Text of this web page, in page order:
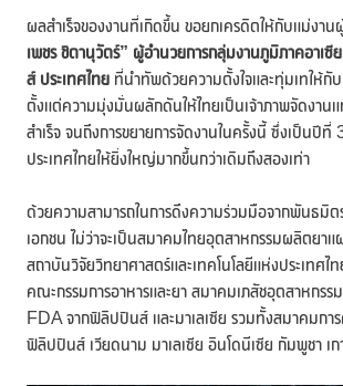
ผลสำเร็จของงานที่เกิดขึ้น ขอยกเครดิตให้กับแม่งา
เพชร ชิตานุวัตร์” ผู้อำนวยการกลุ่มงานภูมิภาคอาเซี
ส์ ประเทศไทย ที่นำทัพด้วยความตั้งใจและทุ่มเทให้กั
ตั้งแต่ความมุ่งมั่นผลักดันให้ไทยเป็นเจ้าภาพจัดงาน
สำเร็จ จนถึงการขยายการจัดงานในครั้งนี้ ซึ่งเป็นปีที่
ประเทศไทยให้ยิ่งใหญ่มากขึ้นกว่าเดิมถึงสองเท่า
ด้วยความสามารถในการดึงความร่วมมือจากพันธมิต
เอกชน ไม่ว่าจะเป็นสมาคมไทยอุตสาหกรรมผลิตยา
สถาบันวิจัยวิทยาศาสตร์และเทคโนโลยีแห่งประเทศไ
คณะกรรมการอาหารและยา สมาคมเภสัชอุตสาหกรร
FDA จากฟิลิปปินส์ และมาเลเซีย รวมทั้งสมาคมกา
ฟิลิปปินส์ เวียดนาม มาเลเซีย อินโดนีเซีย กัมพูชา เ